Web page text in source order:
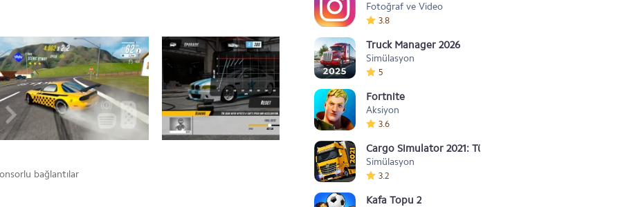
bağlantılar
Fotoğraf ve Video
3.8
Truck Manager 2026
Simülasyon
5
Fortnite
Aksiyon
3.6
Cargo Simulator 2021: Türkiye
Simülasyon
3.2
Kafa Topu 2